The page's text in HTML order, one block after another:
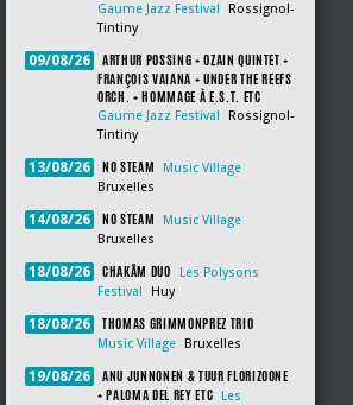
Gaume Jazz Festival
Rossignol-
Tintiny
09/08/26
ARTHUR POSSING + OZAIN QUINTET +
FRANÇOIS VAIANA + UNDER THE REEFS
ORCH. + HOMMAGE À E.S.T. ETC
Gaume Jazz Festival
Rossignol-
Tintiny
13/08/26 NO STEAM
Music Village
Bruxelles
14/08/26 NO STEAM
Music Village
Bruxelles
18/08/26 CHAKÂM DUO
Les Polysons
Festival
Huy
18/08/26 THOMAS GRIMMONPREZ TRIO
Music Village Bruxelles
19/08/26
ANU JUNNONEN & TUUR FLORIZOONE
+ PALOMA DEL REY ETC
Les